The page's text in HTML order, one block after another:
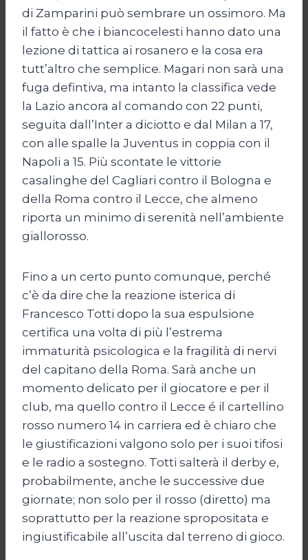
di Zamparini può sembrare un ossimoro. Ma
il fatto è che i biancocelesti hanno dato una
lezione di tattica ai rosanero e la cosa era
tutt’altro che semplice. Magari non sarà una
fuga defintiva, ma intanto la classifica vede
la Lazio ancora al comando con 22 punti,
seguita dall’Inter a diciotto e dal Milan a 17,
con alle spalle la Juventus in coppia con il
Napoli a 15. Più scontate le vittorie
casalinghe del Cagliari contro il Bologna e
della Roma contro il Lecce, che almeno
riporta un minimo di serenità nell’ambiente
giallorosso.
Fino a un certo punto comunque, perché
c’è da dire che la reazione isterica di
Francesco Totti dopo la sua espulsione
certifica una volta di più l’estrema
immaturità psicologica e la fragilità di nervi
del capitano della Roma. Sarà anche un
momento delicato per il giocatore e per il
club, ma quello contro il Lecce é il cartellino
rosso numero 14 in carriera ed è chiaro che
le giustificazioni valgono solo per i suoi tifosi
e le radio a sostegno. Totti salterà il derby e,
probabilmente, anche le successive due
giornate; non solo per il rosso (diretto) ma
soprattutto per la reazione spropositata e
ingiustificabile all’uscita dal terreno di gioco.